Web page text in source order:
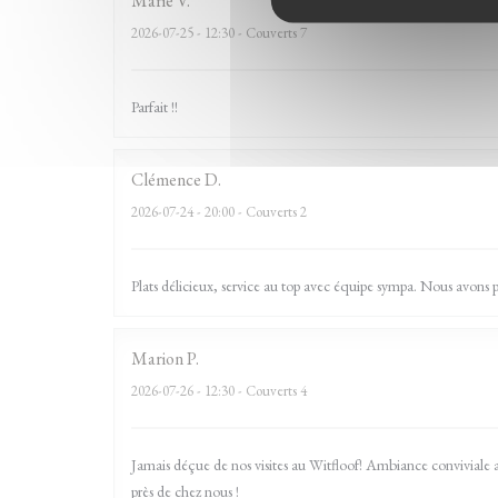
2026-07-25 - 12:30 - Couverts 7
Parfait !!
ClémenceD
2026-07-24- 20:00 - Couverts 2
Plats délicieux, service au top avec équipe sympa. Nous avons
MarionP
2026-07-26- 12:30 - Couverts 4
Jamais déçue de nos visites au Witfloof! Ambiance conviviale
près de chez nous !